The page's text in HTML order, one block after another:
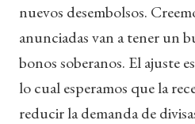
nuevos desembolsos.
anunciadas van a tener un
bonos soberanos. El ajuste
lo cual esperamos que la
reducir la demanda de